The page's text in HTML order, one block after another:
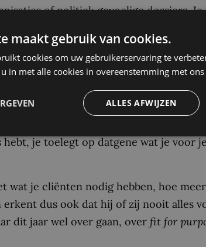
of politiek gevoelige dossiers. Je
bij dat puur inhoudelijke.
zeggen. Dan ging het over je positie
Terwijl ik plaatjes van potloden
helemaal niet per definitie
in andere vormen. De dealmaker,
de mediator, elk van hen kan een
hebt, je toelegt op datgene wat je voor
wat je cliënten nodig hebben, hoe
erkent dus ook dat hij of zij nooit alles
dit jaar wel over gaan, over fit for
maakt gebruik van cookies.
cookies om uw gebruikerservaring te
in met alle cookies in overeenstemming met
ALLES AFWIJZEN